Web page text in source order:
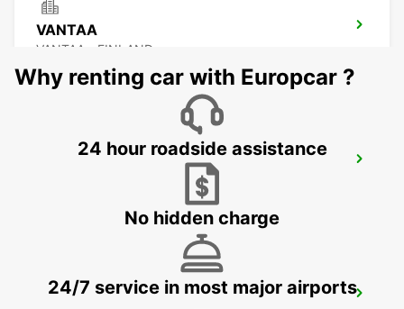
VANTAA
VANTAA - FINLAND
VANTAA VOLKSWAGEN CENTER
HELSINKI INTERNATIONAL AIRPORT
Why renting car with Europcar ?
24 hour roadside assistance
No hidden charge
24/7 service in most major airports